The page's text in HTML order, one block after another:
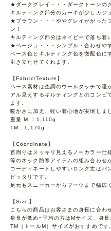
★ダークグレイ・・・ダークトーンの
キルティング部分のカーキが少しカジ
★ブラウン・・・ややグレイががった
ン！
キルティング部分はネイビーで落ち着
★ベージュ・・・シンプル・合わせや
ベース色とキルティング色を微配色に
引き立たせてくれます。
【Fabric/Texture】
ベース素材は杢調のウールタッチで暖
アル見えするキルティングとのコンビ
ます。
暖かさに加え、軽い着心地が実現しま
重量 M ：1,110g
TM：1,170g
【Coordinate】
首周りはスッキリ見えるノーカラー仕
等のネック防寒アイテムの組み合わせ
コーディネートしやすいロング丈はパ
ピッタリです。
足元もスニーカーからブーツまで幅広
【Size】
こちらの商品はお客さまの身長に合わ
身長が低め~平均の方はMサイズ、身
TM（トールM）サイズがおすすめです